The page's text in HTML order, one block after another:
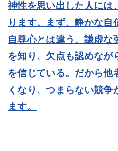
神性を思い出した人には
ります。まず、静かな自
自尊心とは違う、謙虚な
を知り、欠点も認めなが
を信じている。だから他
くなり、つまらない競争
ます。